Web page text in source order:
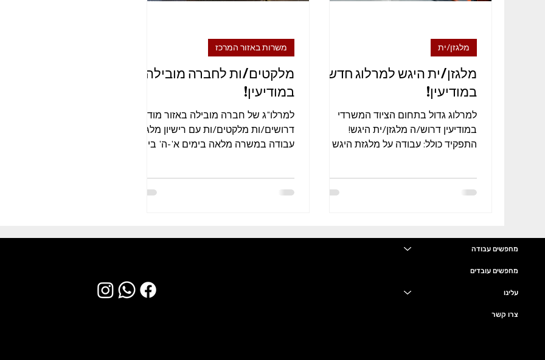
מלגזן/ית היגש למרלוג חדש
במודיעין!
למרלוג גדול בתחום הציוד המשרדי
במודיעין דרוש/ה מלגזן/ית היגש!
התפקיד כולל: עבודה על מלגזת היגש
מלגזן/ית
מלקטים/ות לחברה מובילה
במודיעין!
למרלו"ג של חברה מובילה באזור מודיעין
דרושים/ות מלקטים/ות עם רישיון מלגזה.
עבודה במשרה מלאה בימים א'-ה' בין
משרות באזור המרכז
מחפשים עבודה
מחפשים עובדים
עלינו
צרו קשר